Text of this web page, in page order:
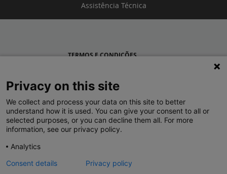
Assistência Técnica
TERMOS E CONDIÇÕES
LEGRAND PORTUGAL
GRUPO LEGRAND NO MUNDO
Privacy on this site
We collect and process your data on this site to better
understand how it is used. You can give your consent to all or
selected purposes, or you can decline them all. For more
information, see our privacy policy.
Analytics
Consent details
Privacy policy